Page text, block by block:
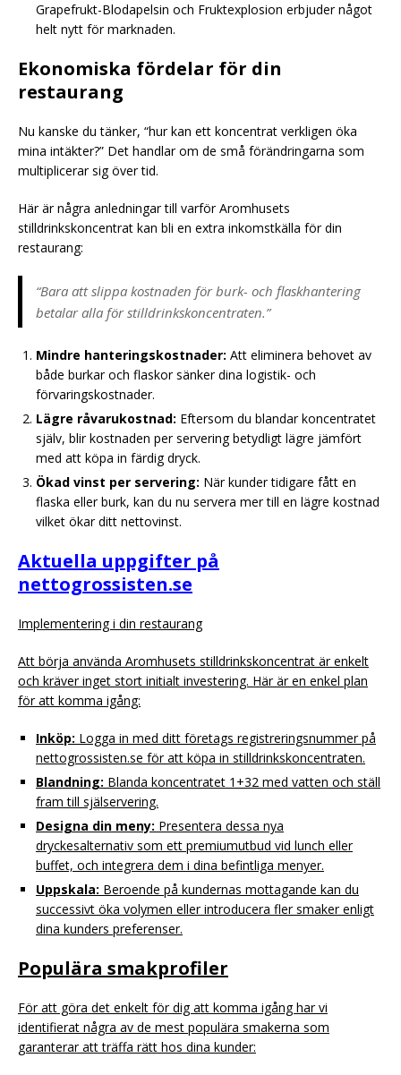
Grapefrukt-Blodapelsin och Fruktexplosion erbjuder något
helt nytt för marknaden.
Ekonomiska fördelar för din
restaurang
Nu kanske du tänker, “hur kan ett koncentrat verkligen öka
mina intäkter?” Det handlar om de små förändringarna som
multiplicerar sig över tid.
Här är några anledningar till varför Aromhusets
stilldrinkskoncentrat kan bli en extra inkomstkälla för din
restaurang:
“Bara att slippa kostnaden för burk- och flaskhantering
betalar alla för stilldrinkskoncentraten.”
Mindre hanteringskostnader: Att eliminera behovet av
både burkar och flaskor sänker dina logistik- och
förvaringskostnader.
Lägre råvarukostnad: Eftersom du blandar koncentratet
själv, blir kostnaden per servering betydligt lägre jämfört
med att köpa in färdig dryck.
Ökad vinst per servering: När kunder tidigare fått en
flaska eller burk, kan du nu servera mer till en lägre kostnad
vilket ökar ditt nettovinst.
Aktuella uppgifter på
nettogrossisten.se
Implementering i din restaurang
Att börja använda Aromhusets stilldrinkskoncentrat är enkelt
och kräver inget stort initialt investering. Här är en enkel plan
för att komma igång:
Inköp: Logga in med ditt företags registreringsnummer på
nettogrossisten.se för att köpa in stilldrinkskoncentraten.
Blandning: Blanda koncentratet 1+32 med vatten och ställ
fram till själservering.
Designa din meny: Presentera dessa nya
dryckesalternativ som ett premiumutbud vid lunch eller
buffet, och integrera dem i dina befintliga menyer.
Uppskala: Beroende på kundernas mottagande kan du
successivt öka volymen eller introducera fler smaker enligt
dina kunders preferenser.
Populära smakprofiler
För att göra det enkelt för dig att komma igång har vi
identifierat några av de mest populära smakerna som
garanterar att träffa rätt hos dina kunder: